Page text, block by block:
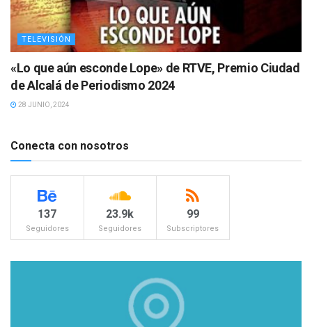
TELEVISIÓN
«Lo que aún esconde Lope» de RTVE, Premio Ciudad
de Alcalá de Periodismo 2024
28 JUNIO, 2024
Conecta con nosotros
137
Seguidores
23.9k
Seguidores
99
Subscriptores